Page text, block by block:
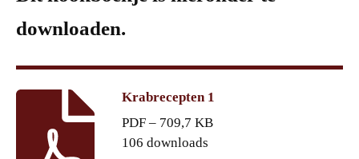
downloaden.
Krabrecepten 1
PDF – 709,7 KB
106 downloads